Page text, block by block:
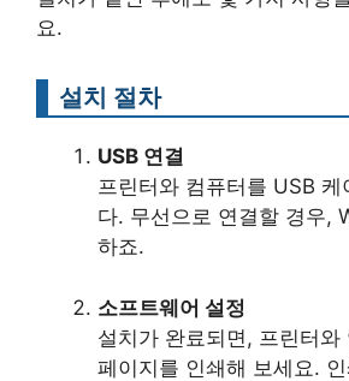
요.
설치 절차
USB 연결
프린터와 컴퓨터를 USB 케
다. 무선으로 연결할 경우,
하죠.
소프트웨어 설정
설치가 완료되면, 프린터와
페이지를 인쇄해 보세요.